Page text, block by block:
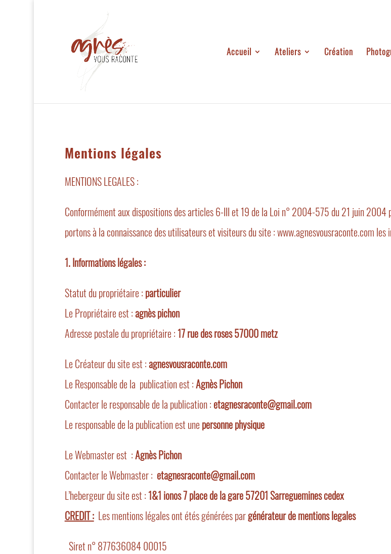
Accueil Ateliers Création
Mentions légales
MENTIONS LEGALES :
Conformément aux dispositions des articles 6-III et 19 de la Loi n° 2004-575 du 21 juin 2004
portons à la connaissance des utilisateurs et visiteurs du site :www.agnesvousraconte.com les
1. Informations légales :
Statut du propriétaire : particulier
Le Propriétaire est :agnès pichon
Adresse postale du propriétaire :17 rue des roses 57000 metz
Le Créateur du site est :agnesvousraconte.com
Le Responsable de la publication est :Agnès Pichon
Contacter le responsable de la publication : etagnesraconte@gmail.com
Le responsable de la publication est une personne physique
Le Webmaster est :Agnès Pichon
Contacter le Webmaster : etagnesraconte@gmail.com
L’hebergeur du site est :1&1 ionos 7 place de la gare 57201 Sarreguemines cedex
CREDIT : Les mentions légales ont étés générées pargénérateur de mentions legales
Siret n° 877636084 00015